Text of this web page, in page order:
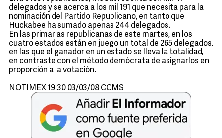
delegados y se acerca a los mil 191 que necesita para la
nominación del Partido Republicano, en tanto que
Huckabee ha sumado apenas 244 delegados.
En las primarias republicanas de este martes, en los
cuatro estados están en juego un total de 265 delegados,
en las que el ganador en un estado se lleva la totalidad,
en contraste con el método demócrata de asignarlos en
proporción a la votación.
NOTIMEX 19:30 03/03/08 CCMS